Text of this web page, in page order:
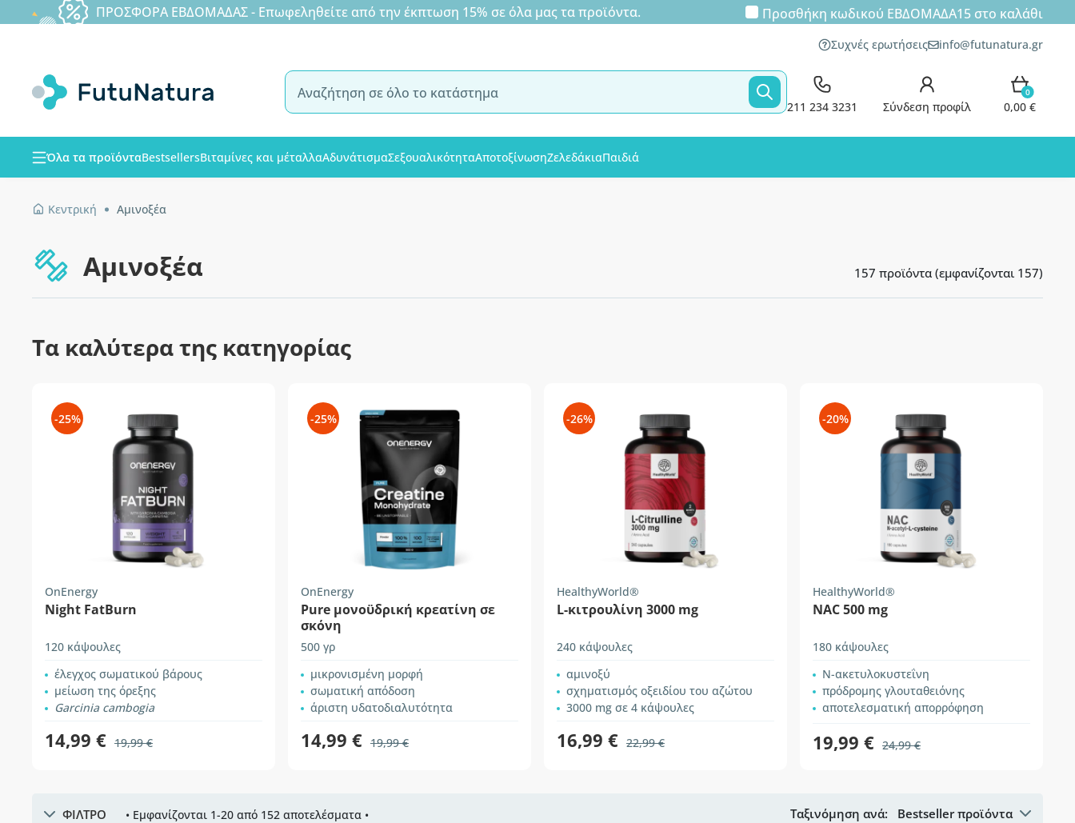
ΠΡΟΣΦΟΡΑ ΕΒΔΟΜΑΔΑΣ - Επωφεληθείτε από την έκπτωση 15% σε όλα μας τα προϊόντα. Προσθήκη κωδικού ΕΒΔΟΜΑΔΑ15στο καλάθι
Συχνές ερωτήσεις info@futunatura.gr
211 234 3231 Σύνδεση προφίλ
0
0,00 €
Όλα τα προϊόνταBestsellersΒιταμίνες και μέταλλαΑδυνάτισμαΣεξουαλικότηταΑποτοξίνωσηΖελεδάκιαΠαιδιά
Κεντρική Αμινοξέα
Αμινοξέα 157 προϊόντα (εμφανίζονται 157)
Τα καλύτερα της κατηγορίας
-25%
OnEnergy
Night FatBurn
120 κάψουλες
έλεγχος σωματικού βάρους
μείωση της όρεξης
Garcinia cambogia
14,99 € 19,99 €
-25%
OnEnergy
Pure μονοϋδρική κρεατίνη σε
σκόνη
500 γρ
μικρονισμένη μορφή
σωματική απόδοση
άριστη υδατοδιαλυτότητα
14,99 € 19,99 €
-26%
HealthyWorld®
L-κιτρουλίνη 3000 mg
240 κάψουλες
αμινοξύ
σχηματισμός οξειδίου του αζώτου
3000 mg σε 4 κάψουλες
16,99 € 22,99 €
-20%
HealthyWorld®
NAC 500 mg
180 κάψουλες
Ν-ακετυλοκυστεΐνη
πρόδρομης γλουταθειόνης
αποτελεσματική απορρόφηση
19,99 € 24,99 €
ΦΙΛΤΡΟ • Εμφανίζονται 1-20 από 152 αποτελέσματα • Ταξινόμηση ανά: Bestseller προϊόντα